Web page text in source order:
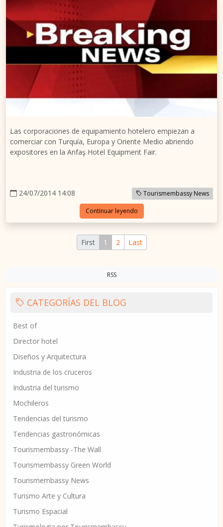
Las corporaciones de equipamiento hotelero empiezan a
comerciar con Turquía, Europa y Oriente Medio abriendo
expositores en la Anfaş Hotel Equipment Fair.
24/07/2014 14:08 Tourismembassy News
Continuar leyendo
First 1 2 Last
RSS
CATEGORÍAS DEL BLOG
Best of
Director hotel
Diseños y Arquitectura
Industria de los cruceros
Industria del turismo
Mochileros
Tendencias del turismo
Tendencias gastronómicas
Tourismembassy -The Wall
Tourismembassy Green World
Tourismembassy News
Turismo Arte y Cultura
Turismo Espacial